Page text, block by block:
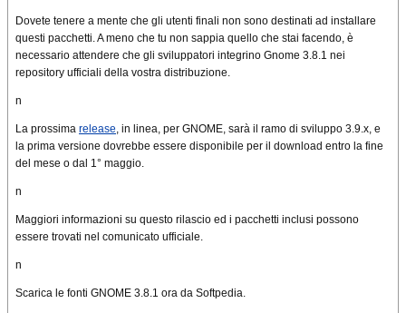
Dovete tenere a mente che gli utenti finali non sono destinati ad installare
questi pacchetti. A meno che tu non sappia quello che stai facendo, è
necessario attendere che gli sviluppatori integrino Gnome 3.8.1 nei
repository ufficiali della vostra distribuzione.
n
La prossima release , in linea, per GNOME, sarà il ramo di sviluppo 3.9.x, e
la prima versione dovrebbe essere disponibile per il download entro la fine
del mese o dal 1° maggio.
n
Maggiori informazioni su questo rilascio ed i pacchetti inclusi possono
essere trovati nel comunicato ufficiale.
n
Scarica le fonti GNOME 3.8.1 ora da Softpedia.